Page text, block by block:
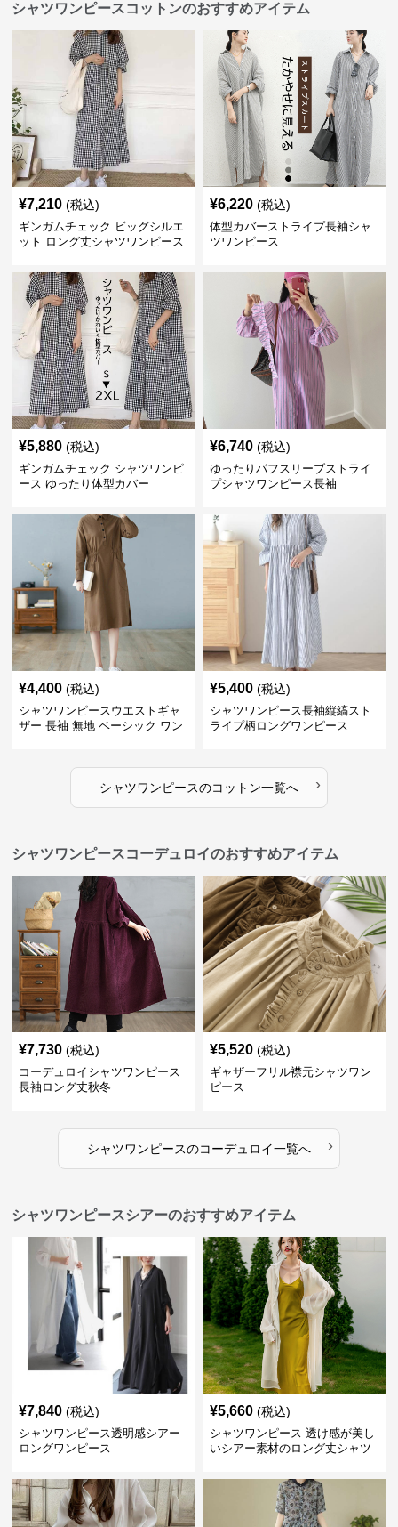
シャツワンピースコットンのおすすめアイテム
¥7,210 (税込)
ギンガムチェック ビッグシルエ
ット ロング丈シャツワンピース
¥6,220 (税込)
体型カバーストライプ長袖シャ
ツワンピース
¥5,880 (税込)
ギンガムチェック シャツワンピ
ース ゆったり体型カバー
¥6,740 (税込)
ゆったりパフスリーブストライ
プシャツワンピース長袖
¥4,400 (税込)
シャツワンピースウエストギャ
ザー 長袖 無地 ベーシック ワン
¥5,400 (税込)
シャツワンピース長袖縦縞スト
ライプ柄ロングワンピース
シャツワンピースのコットン一覧へ ›
シャツワンピースコーデュロイのおすすめアイテム
¥7,730 (税込)
コーデュロイシャツワンピース
長袖ロング丈秋冬
¥5,520 (税込)
ギャザーフリル襟元シャツワン
ピース
シャツワンピースのコーデュロイ一覧へ ›
シャツワンピースシアーのおすすめアイテム
¥7,840 (税込)
シャツワンピース透明感シアー
ロングワンピース
¥5,660 (税込)
シャツワンピース 透け感が美し
いシアー素材のロング丈シャツ